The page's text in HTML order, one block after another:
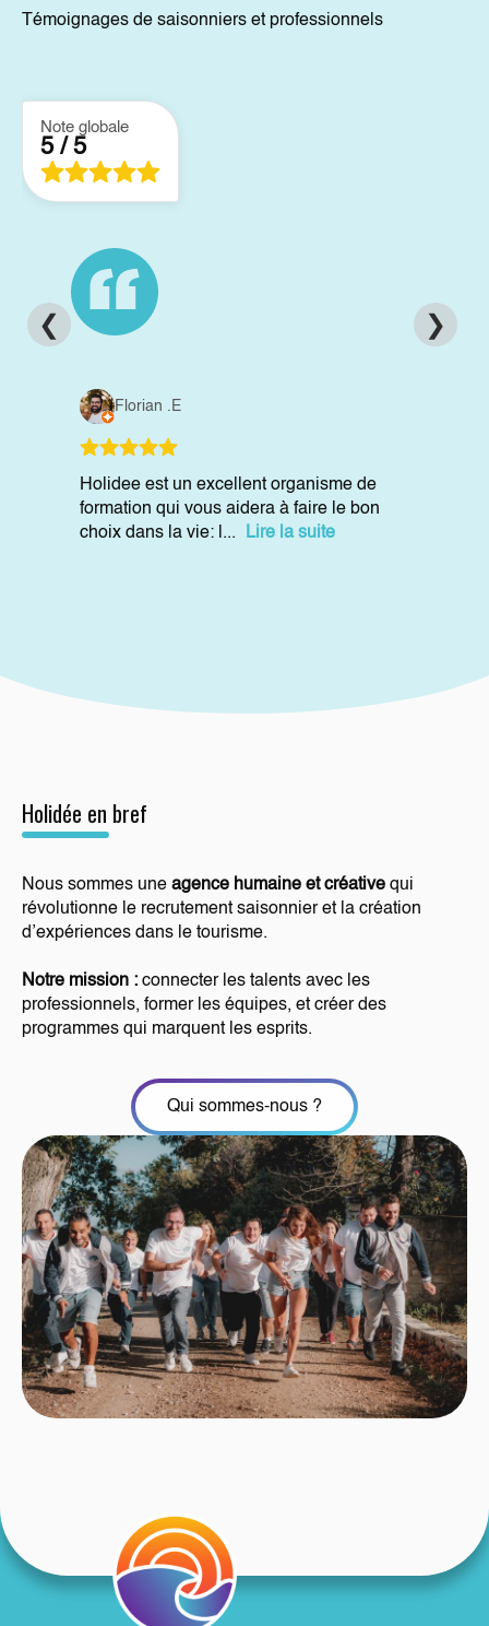
Témoignages de saisonniers et professionnels
Note globale
5 / 5
Florian .E
Holidee est un excellent organisme de
formation qui vous aidera à faire le bon
choix dans la vie: l...
Lire la suite
❮ ❯
Holidée en bref
Nous sommes une agence humaine et créative qui
révolutionne le recrutement saisonnier et la création
d’expériences dans le tourisme.
Notre mission : connecter les talents avec les
professionnels, former les équipes, et créer des
programmes qui marquent les esprits.
Qui sommes-nous ?